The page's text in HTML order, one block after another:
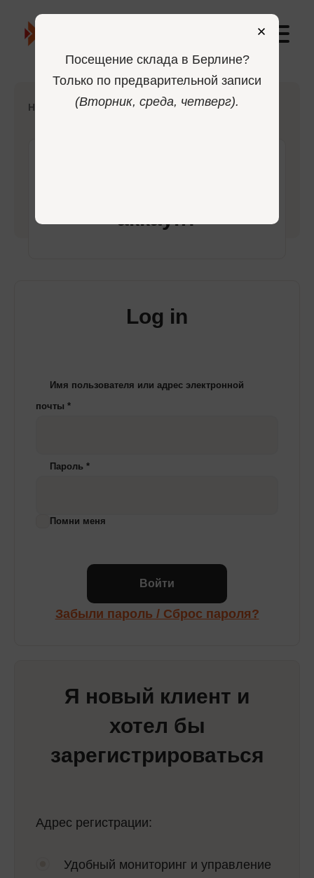
Home Login
аккаунт
Log in
Имя пользователя или адрес электронной
почты*
Пароль*
Помни меня
Войти
Забыли пароль / Сброс пароля?
Я новый клиент и
хотел бы
зарегистрироваться
Адрес регистрации:
Удобный мониторинг и управление
Посещение склада в Берлине?
Только по предварительной записи
(Вторник, среда, четверг).